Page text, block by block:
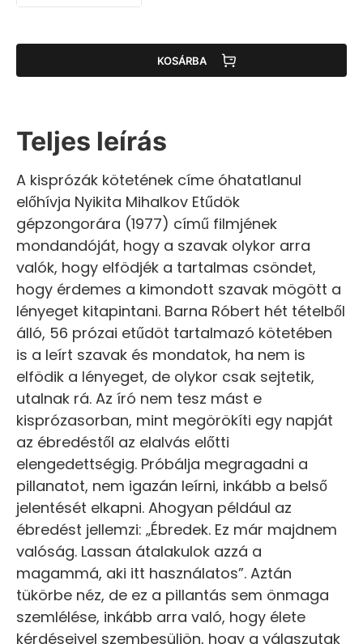
KOSÁRBA
Teljes leírás
A kisprózák kötetének címe óhatatlanul
előhívja Nyikita Mihalkov Etűdök
gépzongorára (1977) című filmjének
mondandóját, hogy a szavak olykor arra
valók, hogy elfödjék a tartalmas csöndet,
hogy érdemes a kimondott szavak mögött a
lényeget kitapintani. Barna Róbert hét tételből
álló, 56 prózai etűdöt tartalmazó kötetében
is a leírt szavak és mondatok, ha nem is
elfödik a lényeget, de olykor csak sejtetik,
utalnak rá. Az író nem tesz mást e
kisprózasorban, mint megörökíti egy napját
az ébredéstől az elalvás előtti
elengedettségig. Próbálja megragadni a
pillanatot, nem igazán leírni, inkább a belső
jelentését elkapni. Ahogyan például az
ébredést jellemzi: „Ébredek. Ez már majdnem
valóság. Lassan átalakulok azzá a
magammá, aki itt használatos”. Aztán
tükörbe néz, de ez a pillantás sem önmaga
szemlélése, inkább arra való, hogy élete
kérdéseivel szembesüljön, hogy a válaszutak